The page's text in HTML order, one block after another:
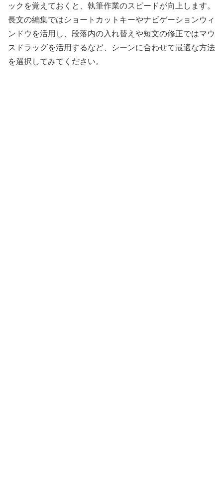
ックを覚えておくと、執筆作業のスピードが向上します。
長文の編集ではショートカットキーやナビゲーションウィ
ンドウを活用し、段落内の入れ替えや短文の修正ではマウ
スドラッグを活用するなど、シーンに合わせて最適な方法
を選択してみてください。